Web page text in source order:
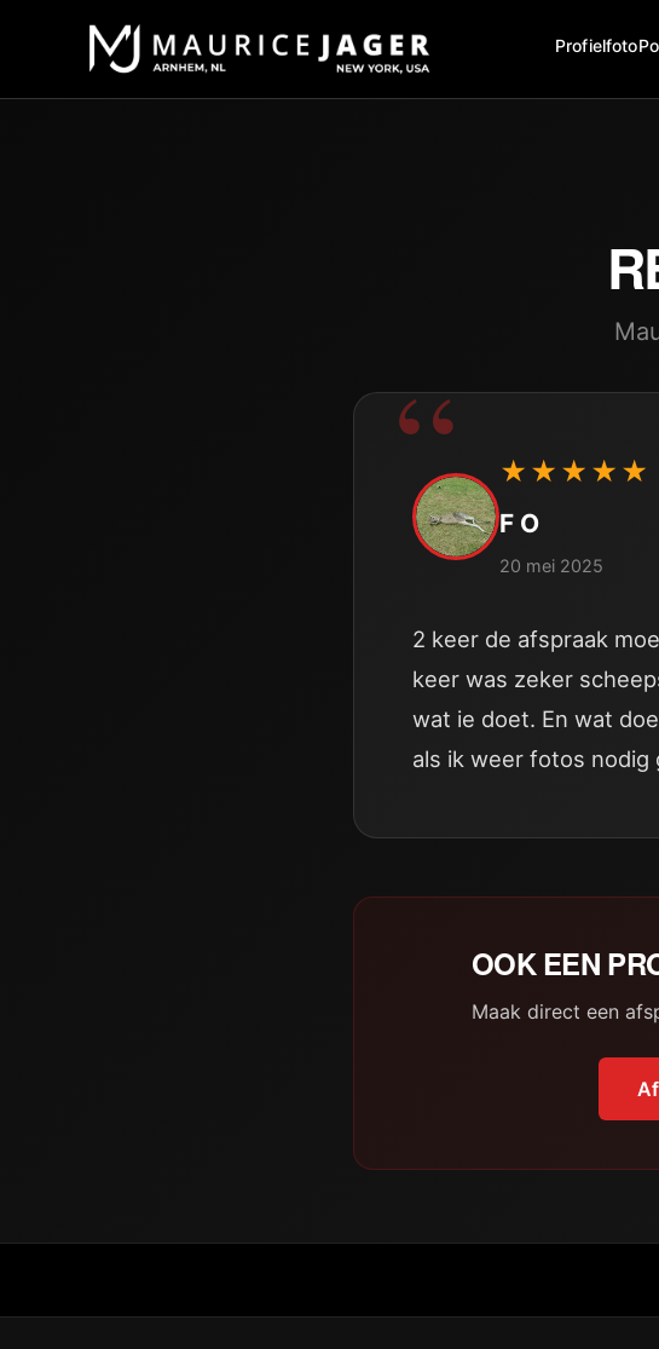
Profielfoto
★★★★★
F O
20 mei 2025
2 keer de afspraak
keer was zeker
wat ie doet. En wat
als ik weer fotos nodig
OOK EEN
Maak direct een